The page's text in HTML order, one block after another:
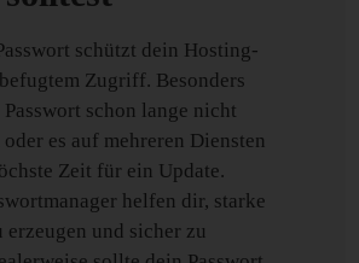
schützt dein Hosting-
Zugriff. Besonders
schon lange nicht
es auf mehreren Diensten
Zeit für ein Update.
helfen dir, starke
erzeugen und sicher zu